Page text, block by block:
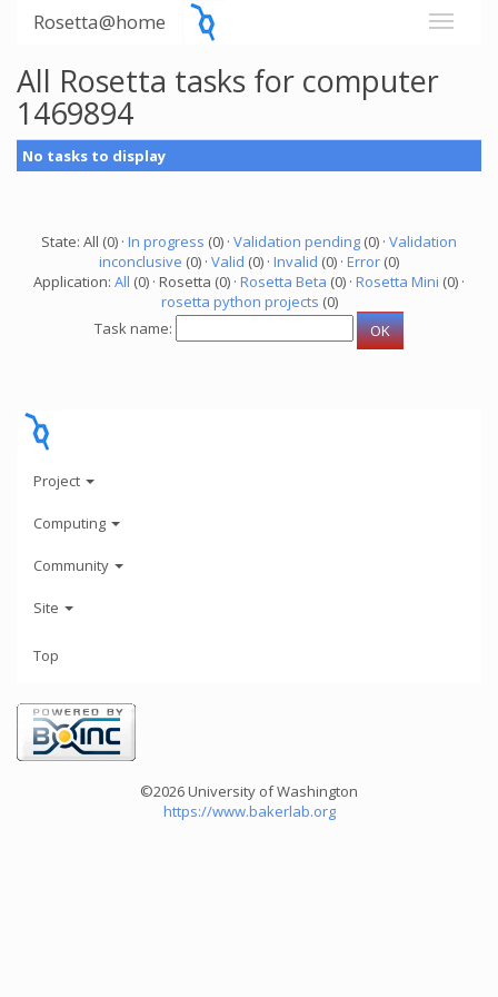
Rosetta@home
All Rosetta tasks for computer
1469894
No tasks to display
State: All (0) · In progress (0) · Validation pending (0) · Validation
inconclusive (0) · Valid (0) · Invalid (0) · Error (0)
Application: All (0) · Rosetta (0) · Rosetta Beta (0) · Rosetta Mini (0) ·
rosetta python projects (0)
Task name:
Project
Computing
Community
Site
Top
©2026 University of Washington
https://www.bakerlab.org